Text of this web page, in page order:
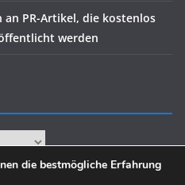
PR-Artikel, die kostenlos
werden
die bestmögliche Erfahrung